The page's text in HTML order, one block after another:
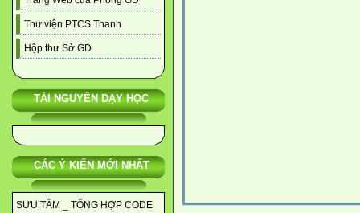
Thư viện PTCS Thanh
Hộp thư Sở GD
TÀI NGUYÊN DẠY HỌC
CÁC Ý KIẾN MỚI NHẤT
SƯU TẦM _ TỔNG HỢP CODE